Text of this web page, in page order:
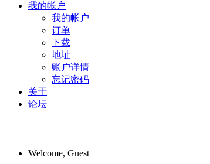
我的帐户
我的帐户
订单
下载
地址
账户详情
忘记密码
关于
论坛
Welcome, Guest